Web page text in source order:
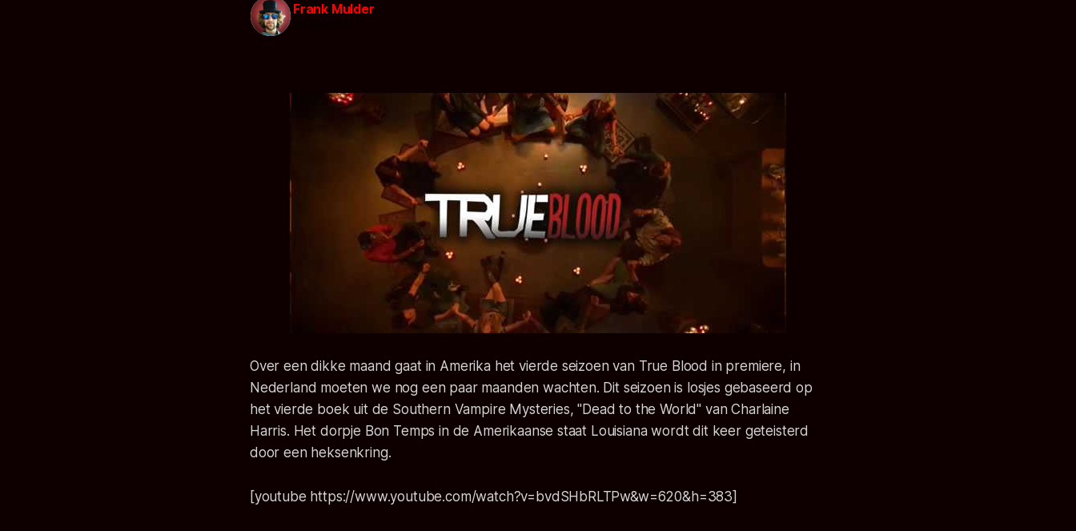
Frank Mulder
Over een dikke maand gaat in Amerika het vierde seizoen van True Blood in premiere, in
Nederland moeten we nog een paar maanden wachten. Dit seizoen is losjes gebaseerd op
het vierde boek uit de Southern Vampire Mysteries, "Dead to the World" van Charlaine
Harris. Het dorpje Bon Temps in de Amerikaanse staat Louisiana wordt dit keer geteisterd
door een heksenkring.
[youtube https://www.youtube.com/watch?v=bvdSHbRLTPw&w=620&h=383]